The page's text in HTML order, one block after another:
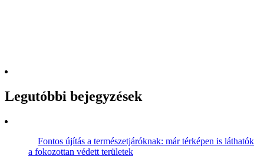
Legutóbbi bejegyzések
Fontos újítás a természetjáróknak: már térképen is láthatók
a fokozottan védett területek